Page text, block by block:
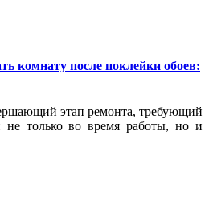
комнату после поклейки обоев:
этап ремонта, требующий
не только во время работы, но и